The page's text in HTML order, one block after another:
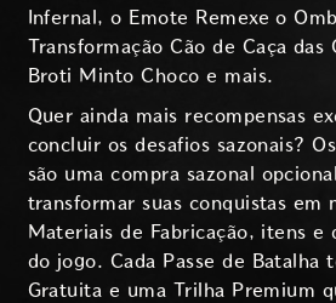
Infernal, o Emote Remexe o
Transformação Cão de Caça das
Broti Minto Choco e mais.
Quer ainda mais recompensas
concluir os desafios sazonais?
são uma compra sazonal
transformar suas conquistas em
Materiais de Fabricação, itens e
do jogo. Cada Passe de Batalha
Gratuita e uma Trilha Premium